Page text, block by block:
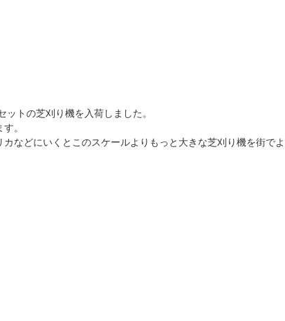
トの芝刈り機を入荷しました。
。
などにいくとこのスケールよりもっと大きな芝刈り機を街で